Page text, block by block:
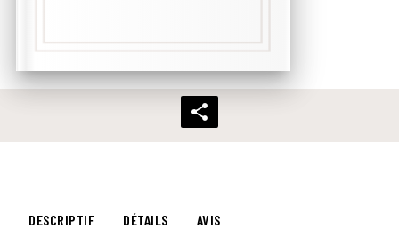
DESCRIPTIF DÉTAILS AVIS